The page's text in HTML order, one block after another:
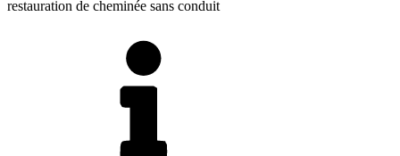
restauration de cheminée sans conduit